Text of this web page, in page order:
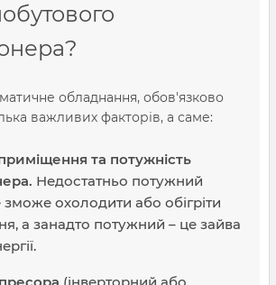
обладнання, обов'язково
важливих факторів, а саме:
та потужність
Недостатньо потужний
охолодити або обігріти
а занадто потужний – це зайва